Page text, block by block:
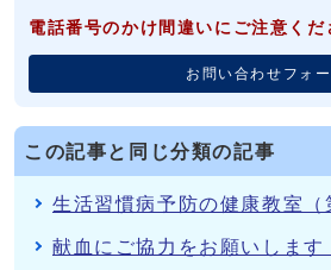
電話番号のかけ間違いにご注意くだ
お問い合わせフォー
この記事と同じ分類の記事
生活習慣病予防の健康教室（
献血にご協力をお願いします